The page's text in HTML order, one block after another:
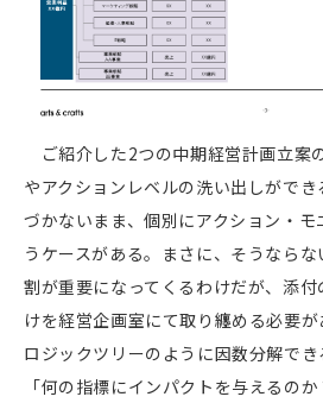
ご紹介した2つの中期経営計画立案
やアクションレベルの洗い出しがで
づかないまま、個別にアクション・モ
うケースがある。まさに、そうなら
割が重要になってくるわけだが、添
けを経営企画室にて取り纏める必要
ロジックツリーのように因数分解でき
「何の指標にインパクトを与えるのか